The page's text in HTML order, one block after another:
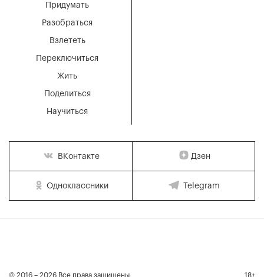
Придумать
Разобраться
Взлететь
Переключиться
Жить
Поделиться
Научиться
ВКонтакте Дзен
Одноклассники Telegram
© 2016 – 2026 Все права защищены 18+